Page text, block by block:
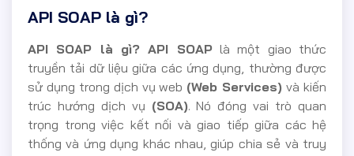
API SOAP là gì?
API SOAP là gì? API SOAPlà một giao thức
truyền tải dữ liệu giữa các ứng dụng, thường được
sử dụng trong dịch vụ web (Web Services) và kiến
trúc hướng dịch vụ (SOA). Nó đóng vai trò quan
trọng trong việc kết nối và giao tiếp giữa các hệ
thống và ứng dụng khác nhau, giúp chia sẻ và truy